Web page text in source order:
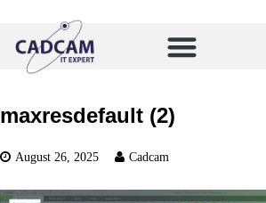
maxresdefault (2)
August 26, 2025 Cadcam